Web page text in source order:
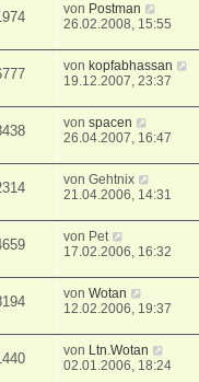
von Postman
26.02.2008, 15:55
von kopfabhassan
19.12.2007, 23:37
vonspacen
26.04.2007, 16:47
vonGehtnix
21.04.2006, 14:31
von Pet
17.02.2006, 16:32
vonWotan
12.02.2006, 19:37
von Ltn.Wotan
02.01.2006, 18:24